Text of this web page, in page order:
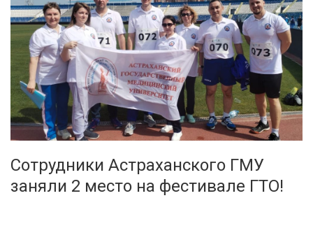
Сотрудники Астраханского ГМУ
заняли 2 место на фестивале ГТО!